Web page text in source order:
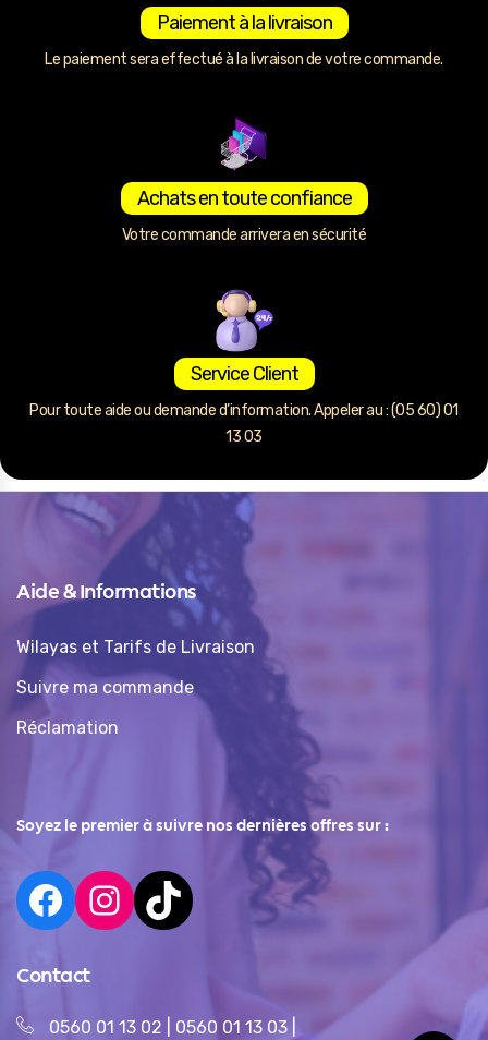
Paiement à la livraison
Le paiement sera effectué à la livraison de votre commande.
Achats en toute confiance
Votre commande arrivera en sécurité
Service Client
Pour toute aide ou demande d’information. Appeler au : (05 60) 01
13 03
Aide & Informations
Wilayas et Tarifs de Livraison
Suivre ma commande
Réclamation
Soyez le premier à suivre nos dernières offres sur :
Contact
0560 01 13 02 0560 01 13 03